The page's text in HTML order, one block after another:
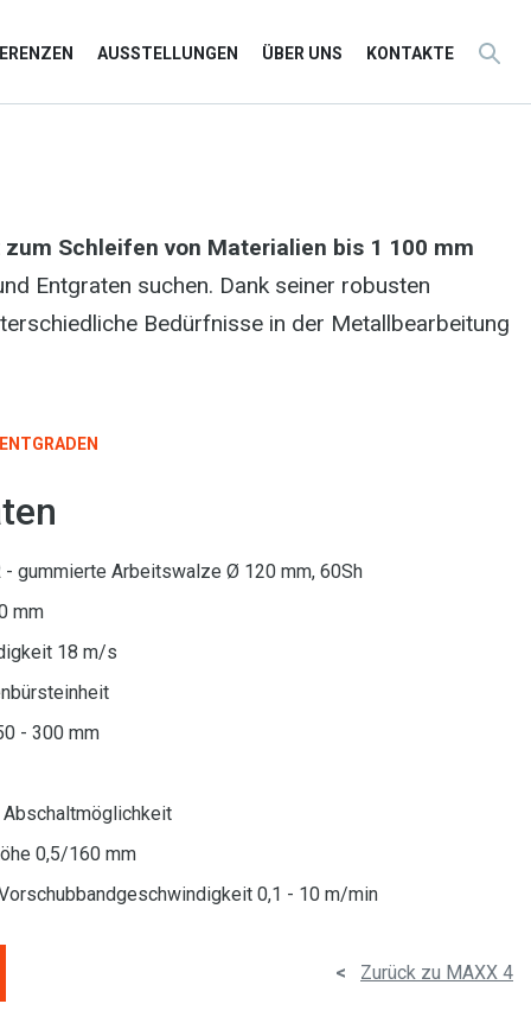
AUSSTELLUNGEN ÜBER UNS KONTAKTE
zum Schleifen von Materialien bis 1 100 mm
Entgraten suchen. Dank seiner robusten
Bedürfnisse in der Metallbearbeitung
ENTGRADEN
- gummierte Arbeitswalze Ø 120 mm, 60Sh
mm
18 m/s
- 300 mm
0,5/160 mm
0,1 - 10 m/min
< Zurück zu MAXX 4